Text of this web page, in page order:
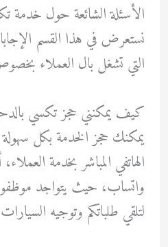
الأسئلة الشائعة حول خدمة
نستعرض في هذا القسم
التي تشغل بال العملاء
كيف يمكنني حجز تكسي
يمكنك حجز الخدمة بكل
الهاتفي المباشر بخدمة
واتساب، حيث يتواجد
لتلقي طلباتكم وتوجيه